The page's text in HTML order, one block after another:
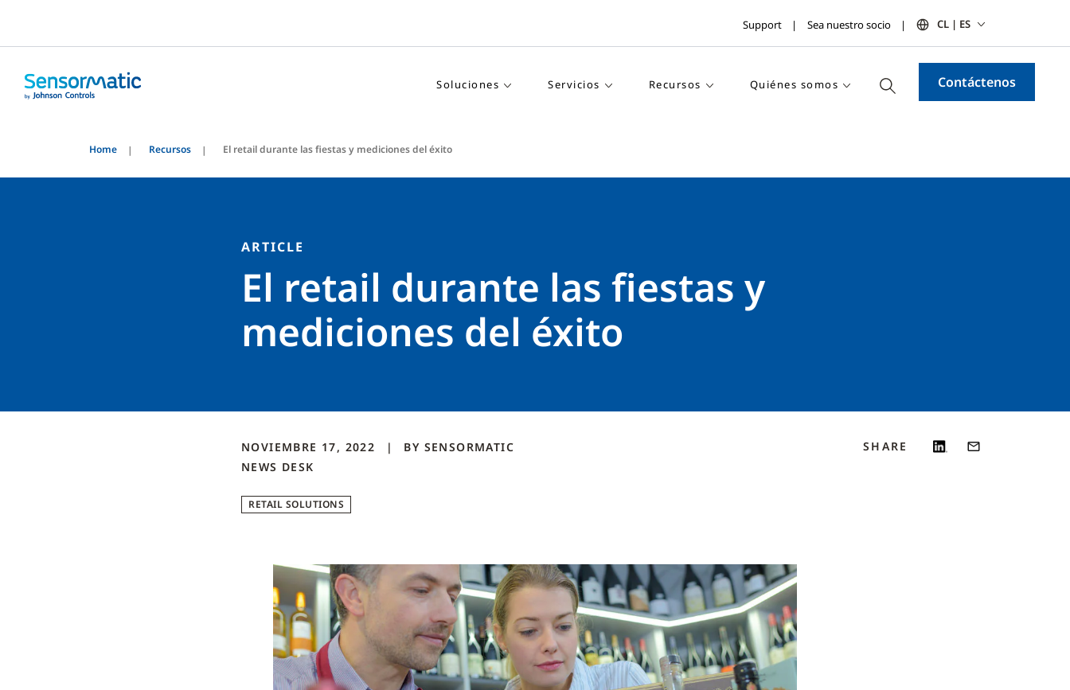
Support Sea nuestro socio CL | ES
Soluciones Servicios Recursos Quiénes somos Contáctenos
Home Recursos El retail durante las fiestas y mediciones del éxito
ARTICLE
El retail durante las fiestas y
mediciones del éxito
NOVIEMBRE 17, 2022 BY SENSORMATIC
NEWS DESK
RETAIL SOLUTIONS
SHARE